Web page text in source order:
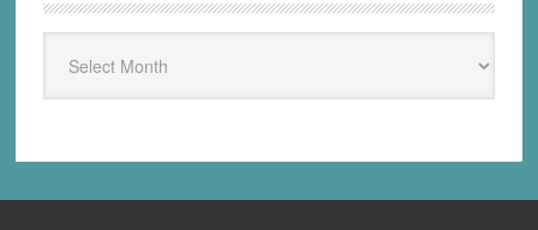
Kloptdatwel.nl